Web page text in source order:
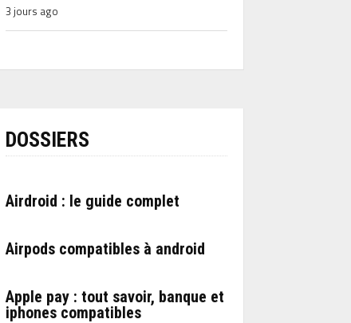
3 jours ago
DOSSIERS
Airdroid : le guide complet
Airpods compatibles à android
Apple pay : tout savoir, banque et
iphones compatibles